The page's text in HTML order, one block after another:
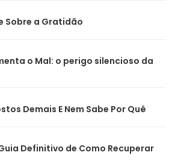
Sobre a Gratidão
o Mal: o perigo silencioso da
Demais E Nem Sabe Por Quê
Definitivo de Como Recuperar